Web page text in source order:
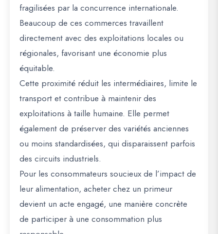
fragilisées par la concurrence internationale.
Beaucoup de ces commerces travaillent
directement avec des exploitations locales ou
régionales, favorisant une économie plus
équitable.
Cette proximité réduit les intermédiaires, limite le
transport et contribue à maintenir des
exploitations à taille humaine. Elle permet
également de préserver des variétés anciennes
ou moins standardisées, qui disparaissent parfois
des circuits industriels.
Pour les consommateurs soucieux de l’impact de
leur alimentation, acheter chez un primeur
devient un acte engagé, une manière concrète
de participer à une consommation plus